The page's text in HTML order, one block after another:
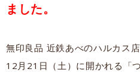
ました。
無印良品 近鉄あべのハルカス
12月21日（土）に開かれる「